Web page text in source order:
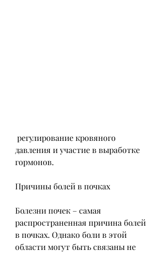
давления и участие в выработке
гормонов.
Причины болей в почках
Болезни почек – самая
распространенная причина болей
в почках. Однако боли в этой
области могут быть связаны не